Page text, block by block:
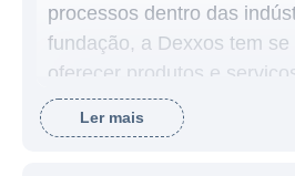
processos dentro das
fundação, a Dexxos tem
oferecer produtos e
a eficiência energética e a
Além de desenvolver
Ler mais